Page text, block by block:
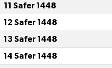
11 Safer 1448
12 Safer 1448
13 Safer 1448
14 Safer 1448